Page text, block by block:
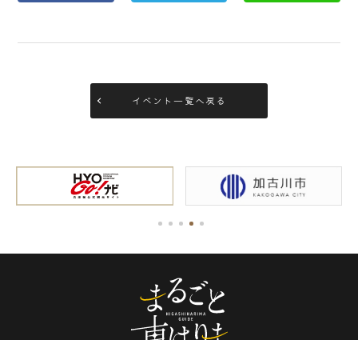
イベント一覧へ戻る